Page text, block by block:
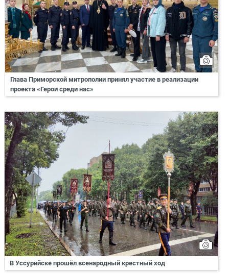
Глава Приморской митрополии принял участие в реализации
проекта «Герои среди нас»
В Уссурийске прошёл всенародный крестный ход